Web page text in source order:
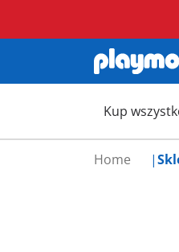
Kup
Home